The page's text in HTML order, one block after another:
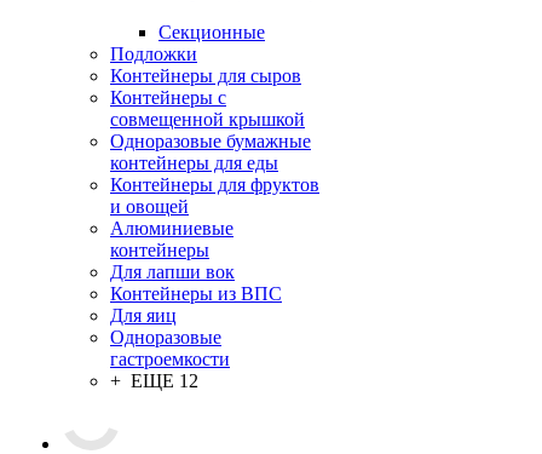
Секционные
Подложки
Контейнеры для сыров
Контейнеры с
совмещенной крышкой
Одноразовые бумажные
контейнеры для еды
Контейнеры для фруктов
и овощей
Алюминиевые
контейнеры
Для лапши вок
Контейнеры из ВПС
Для яиц
Одноразовые
гастроемкости
+ ЕЩЕ 12